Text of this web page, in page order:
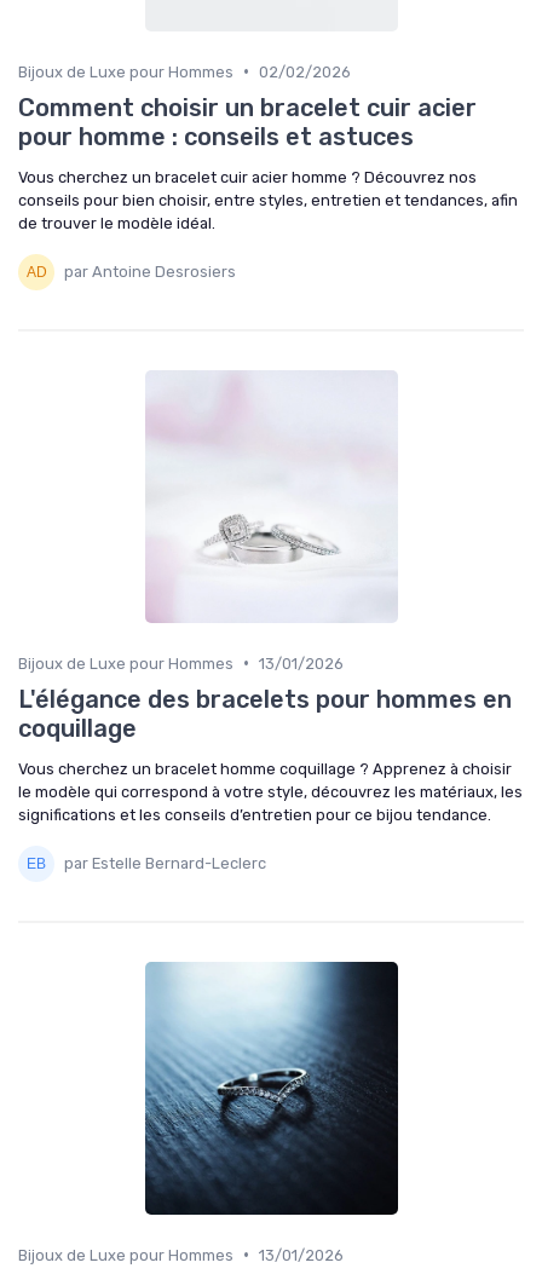
Bijoux de Luxe pour Hommes • 02/02/2026
Comment choisir un bracelet cuir acier
pour homme : conseils et astuces
Vous cherchez un bracelet cuir acier homme ? Découvrez nos
conseils pour bien choisir, entre styles, entretien et tendances, afin
de trouver le modèle idéal.
par Antoine Desrosiers
Bijoux de Luxe pour Hommes • 13/01/2026
L'élégance des bracelets pour hommes en
coquillage
Vous cherchez un bracelet homme coquillage ? Apprenez à choisir
le modèle qui correspond à votre style, découvrez les matériaux, les
significations et les conseils d’entretien pour ce bijou tendance.
par Estelle Bernard-Leclerc
Bijoux de Luxe pour Hommes • 13/01/2026